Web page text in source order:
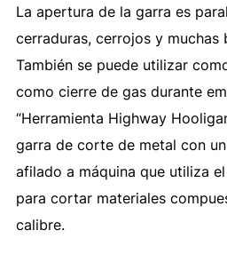
La apertura de la garra es
cerraduras, cerrojos y muchas
También se puede utilizar
como cierre de gas durante
“Herramienta Highway
garra de corte de metal con
afilado a máquina que utiliza
para cortar materiales
calibre.